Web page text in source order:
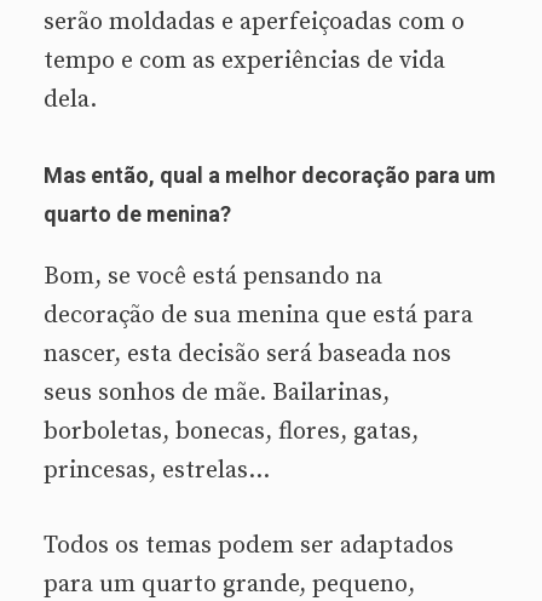
serão moldadas e aperfeiçoadas com o
tempo e com as experiências de vida
dela.
Mas então, qual a melhor decoração para um
quarto de menina?
Bom, se você está pensando na
decoração de sua menina que está para
nascer, esta decisão será baseada nos
seus sonhos de mãe. Bailarinas,
borboletas, bonecas, flores, gatas,
princesas, estrelas…
Todos os temas podem ser adaptados
para um quarto grande, pequeno,